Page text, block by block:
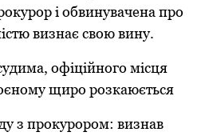
і обвинувачена про
визнає свою вину.
офіційного місця
щиро розкаюється
з прокурором: визнав